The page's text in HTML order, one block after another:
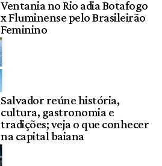
Ventania no Rio adia Botafogo
x Fluminense pelo Brasileirão
Feminino
Salvador reúne história,
cultura, gastronomia e
tradições; veja o que conhecer
na capital baiana